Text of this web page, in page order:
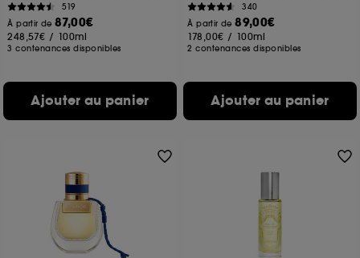
519
À partir de87,00€
248,57€ / 100ml
3 contenances disponibles
Ajouter au panier
340
À partir de89,00€
178,00€ / 100ml
2 contenances disponibles
Ajouter au panier